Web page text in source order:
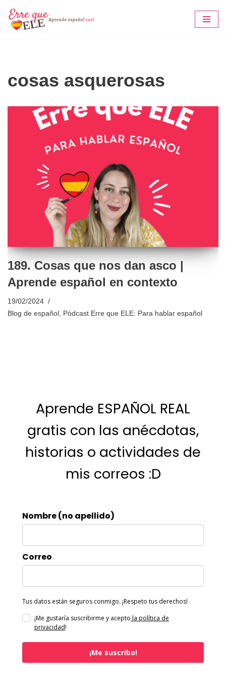
Saltar
cosas asquerosas
189. Cosas que nos dan asco |
Aprende español en contexto
19/02/2024
Blog de español , Pódcast Erre que ELE: Para hablar español
Aprende ESPAÑOL REAL
gratis con las anécdotas,
historias o actividades de
mis correos :D
Nombre (no apellido)
Correo
Tus datos están seguros conmigo. ¡Respeto tus derechos!
¡Me gustaría suscribirme y acepto la política de
privacidad!
¡Me suscribo!